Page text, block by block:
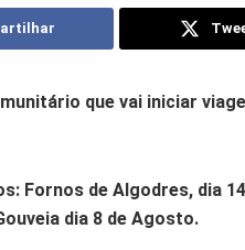
que vai iniciar
Fornos de Algodres, dia
dia 8 de Agosto.